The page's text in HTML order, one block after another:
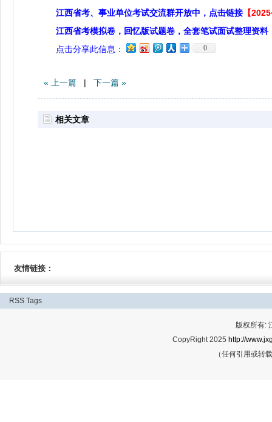
江西省考、事业单位考试交流群开放中，点击链接 【
江西省考模拟卷，回忆版试题卷，全套笔试面试整理资料
点击分享此信息：
0
« 上一篇 | 下一篇 »
相关文章
友情链接：
RSS Tags
版权所有:
CopyRight 2025 http://
（任何引用或转